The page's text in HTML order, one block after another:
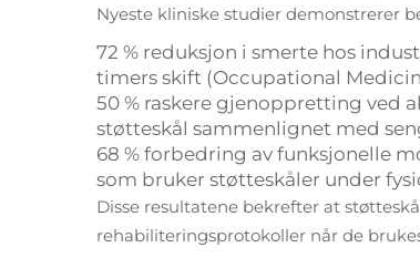
Nyeste kliniske studier demonstrerer
72 % reduksjon i smerte hos
timers skift (Occupational
50 % raskere gjenoppretting ved
støtteskål sammenlignet med
68 % forbedring av funksjonelle
som bruker støtteskåler under
Disse resultatene bekrefter at
rehabiliteringsprotokoller når de